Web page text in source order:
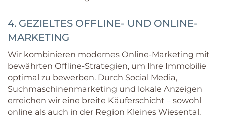
4. GEZIELTES OFFLINE- UND ONLINE-
MARKETING
Wir kombinieren modernes Online-Marketing mit
bewährten Offline-Strategien, um Ihre Immobilie
optimal zu bewerben. Durch Social Media,
Suchmaschinenmarketing und lokale Anzeigen
erreichen wir eine breite Käuferschicht – sowohl
online als auch in der Region Kleines Wiesental.